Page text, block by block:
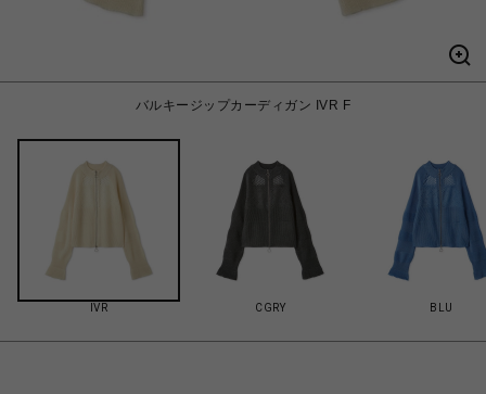
バルキージップカーディガン IVR F
IVR CGRY BLU